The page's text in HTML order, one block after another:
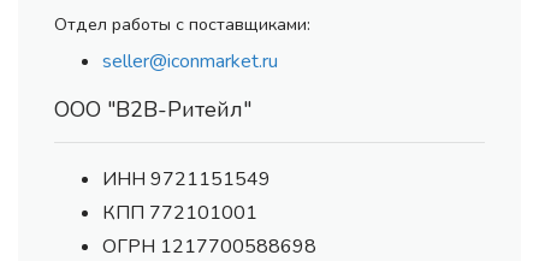
Отдел работы с поставщиками:
seller@iconmarket.ru
ООО "В2В-Ритейл"
ИНН 9721151549
КПП 772101001
ОГРН 1217700588698